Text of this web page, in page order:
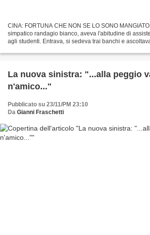
CINA: FORTUNA CHE NON SE LO SONO
simpatico randagio bianco, aveva l'abitudine di
agli studenti. Entrava, si sedeva trai banchi e
La nuova sinistra: "...alla peggio
n'amico..."
Pubblicato su 23/11/PM 23:10
Da Gianni Fraschetti